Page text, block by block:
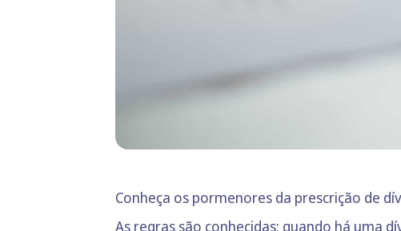
Conheça os pormenores da prescrição de
As regras são conhecidas: quando há uma